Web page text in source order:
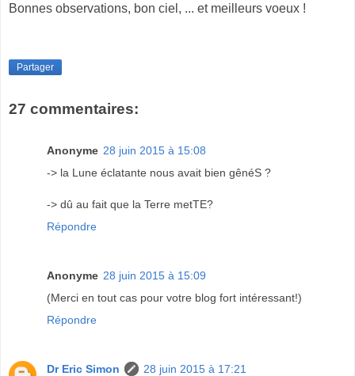
Bonnes observations, bon ciel, ... et meilleurs voeux !
Partager
27 commentaires:
Anonyme 28 juin 2015 à 15:08
-> la Lune éclatante nous avait bien gênéS ?
-> dû au fait que la Terre metTE?
Répondre
Anonyme 28 juin 2015 à 15:09
(Merci en tout cas pour votre blog fort intéressant!)
Répondre
Dr Eric Simon
28 juin 2015 à 17:21